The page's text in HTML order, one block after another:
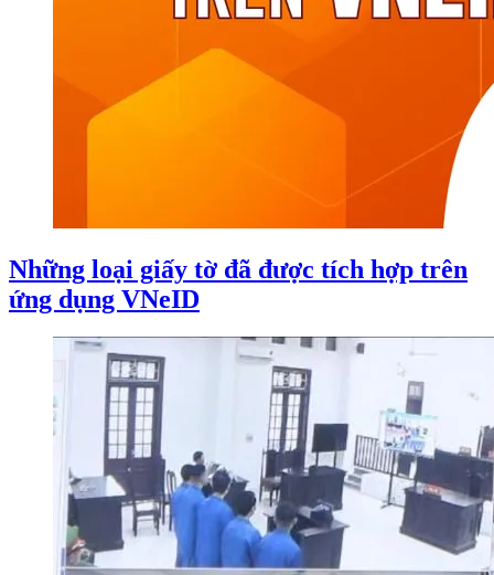
Những loại giấy tờ đã được tích hợp trên
ứng dụng VNeID